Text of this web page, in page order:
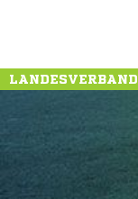
LANDESVERBAND